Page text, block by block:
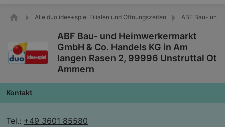
Alle duo idee+spiel Filialen und Öffnungszeiten ABF Bau- und
ABF Bau- und Heimwerkermarkt
GmbH & Co. Handels KG in Am
langen Rasen 2, 99996 Unstruttal Ot
Ammern
Kontakt
Tel.: +49 3601 85580